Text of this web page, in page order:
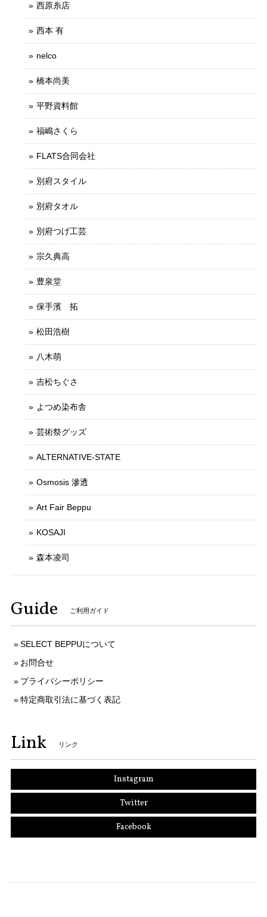
西原糸店
西本 有
nelco
橋本尚美
平野資料館
福嶋さくら
FLATS合同会社
別府スタイル
別府タオル
別府つげ工芸
宗久典高
豊泉堂
保手濱 拓
松田浩樹
八木萌
吉松ちぐさ
よつめ染布舎
芸術祭グッズ
ALTERNATIVE-STATE
Osmosis 滲透
Art Fair Beppu
KOSAJI
森本凌司
Guide ご利用ガイド
SELECT BEPPUについて
お問合せ
プライバシーポリシー
特定商取引法に基づく表記
Link リンク
Instagram
Twitter
Facebook